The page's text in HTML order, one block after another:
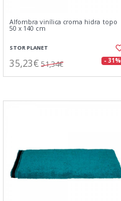
Alfombra vinílica croma hidra topo
50 x 140 cm
STOR PLANET
35,23€ 51,34€ - 31%